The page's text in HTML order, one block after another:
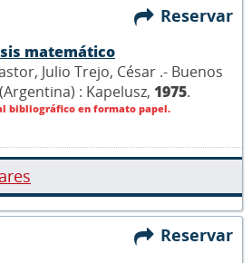
Reservar
matemático
Julio Trejo, César .- Buenos
: Kapelusz, 1975.
bibliográfico en formato papel.
Reservar